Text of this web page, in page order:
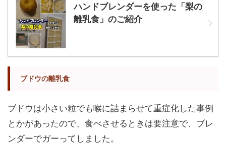
ハンドブレンダーを使った「梨の
離乳食」のご紹介
ブドウの離乳食
ブドウは小さい粒でも喉に詰まらせて重症化した事例
とかがあったので、食べさせるときは要注意で、ブレ
ンダーでガーってしました。